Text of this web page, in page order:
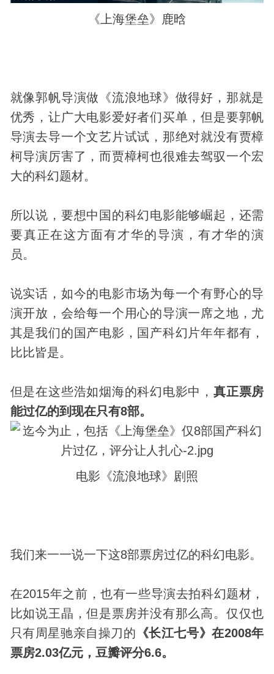
《上海堡垒》鹿晗
就像郭帆导演做《流浪地球》做得好，那就是
优秀，让广大电影爱好者们买单，但是要郭帆
导演去导一个文艺片试试，那绝对就没有贾樟
柯导演厉害了，而贾樟柯也很难去驾驭一个宏
大的科幻题材。
所以说，要想中国的科幻电影能够崛起，还需
要真正在这方面有才华的导演，有才华的演
员。
说实话，如今的电影市场为每一个有野心的导
演开放，会给每一个用心的导演一席之地，尤
其是我们的国产电影，国产科幻片年年都有，
比比皆是。
但是在这些浩如烟海的科幻电影中， 真正票房
能过亿的到现在只有8部。
电影《流浪地球》剧照
我们来一一说一下这8部票房过亿的科幻电影。
在2015年之前，也有一些导演去拍科幻题材，
比如说王晶，但是票房并没有那么高。仅仅也
只有周星驰亲自操刀的 《长江七号》在2008年
票房2.03亿元，豆瓣评分6.6。